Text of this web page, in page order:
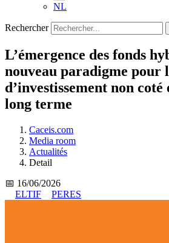
NL
Rechercher
L’émergence des fonds
nouveau paradigme pour
d’investissement non coté
long terme
Caceis.com
Media room
Actualités
Detail
📅 16/06/2026
ELTIF
PERES